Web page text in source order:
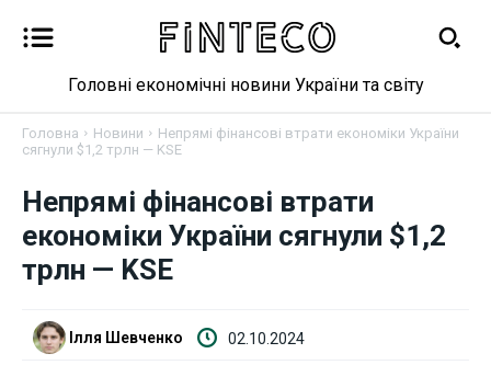
Новини
Бізнес
Головні економічні новини України та світу
Головна Новини
Непрямі фінансові втрати економіки України
сягнули $1,2 трлн — KSE
Непрямі фінансові втрати
економіки України сягнули $1,2
трлн — KSE
Ілля Шевченко 02.10.2024